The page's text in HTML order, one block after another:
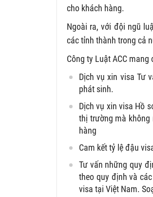
cho khách hàng.
Ngoài ra, với đội ngũ
các tỉnh thành trong cả
Công ty Luật ACC
Dịch vụ xin visa Tư
phát sinh.
Dịch vụ xin visa Hồ
thị trường mà
hàng
Cam kết tỷ lệ đậu
Tư vấn những quy
theo quy định và
visa tại Việt Nam.